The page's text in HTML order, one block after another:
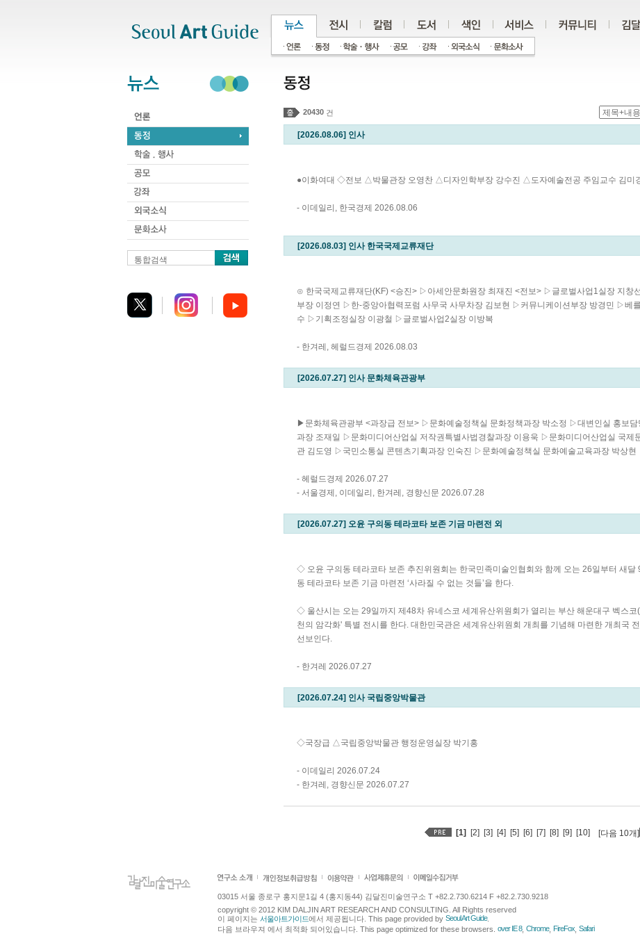
통합검색
20430 건
[2026.08.06] 인사
●이화여대 ◇전보 △박물관장 오영찬 △디자인학부장 강수진 △도자예술전공 주임교수 김미
- 이데일리, 한국경제 2026.08.06
[2026.08.03] 인사 한국국제교류재단
⊙ 한국국제교류재단(KF) <승진> ▷아세안문화원장 최재진 <전보> ▷글로벌사업1실장 지
부장 이정연 ▷한-중앙아협력포럼 사무국 사무차장 김보현 ▷커뮤니케이션부장 방경민 ▷베
수 ▷기획조정실장 이광철 ▷글로벌사업2실장 이방복
- 한겨레, 헤럴드경제 2026.08.03
[2026.07.27] 인사 문화체육관광부
▶문화체육관광부 <과장급 전보> ▷문화예술정책실 문화정책과장 박소정 ▷대변인실 홍보
과장 조재일 ▷문화미디어산업실 저작권특별사법경찰과장 이용욱 ▷문화미디어산업실 국제
관 김도영 ▷국민소통실 콘텐츠기획과장 인숙진 ▷문화예술정책실 문화예술교육과장 박상현
- 헤럴드경제 2026.07.27
- 서울경제, 이데일리, 한겨레, 경향신문 2026.07.28
[2026.07.27] 오윤 구의동 테라코타 보존 기금 마련전 외
◇ 오윤 구의동 테라코타 보존 추진위원회는 한국민족미술인협회와 함께 오는 26일부터 새달
동 테라코타 보존 기금 마련전 ‘사라질 수 없는 것들’을 한다.
◇ 울산시는 오는 29일까지 제48차 유네스코 세계유산위원회가 열리는 부산 해운대구 벡스코
천의 암각화' 특별 전시를 한다. 대한민국관은 세계유산위원회 개최를 기념해 마련한 개최국
선보인다.
- 한겨레 2026.07.27
[2026.07.24] 인사 국립중앙박물관
◇국장급 △국립중앙박물관 행정운영실장 박기홍
- 이데일리 2026.07.24
- 한겨레, 경향신문 2026.07.27
[1] [2] [3] [4] [5] [6] [7] [8] [9] [10] [다음 10개]
03015 서울 종로구 홍지문1길 4 (홍지동44) 김달진미술연구소 T +82.2.730.6214 F +82.2.730.9218
copyright © 2012 KIM DALJIN ART RESEARCH AND CONSULTING. All Rights reserved
이 페이지는 서울아트가이드에서 제공됩니다. This page provided by Seoul Art Guide.
다음 브라우져 에서 최적화 되어있습니다. This page optimized for these browsers. over IE 8, Chrome, FireFox Safari